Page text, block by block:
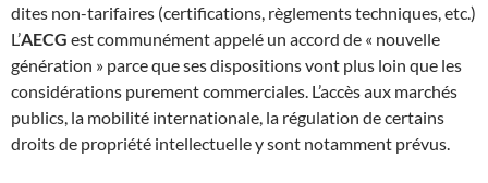
dites non-tarifaires (certifications, règlements techniques, etc.)
L’AECG est communément appelé un accord de « nouvelle
génération » parce que ses dispositions vont plus loin que les
considérations purement commerciales. L’accès aux marchés
publics, la mobilité internationale, la régulation de certains
droits de propriété intellectuelle y sont notamment prévus.